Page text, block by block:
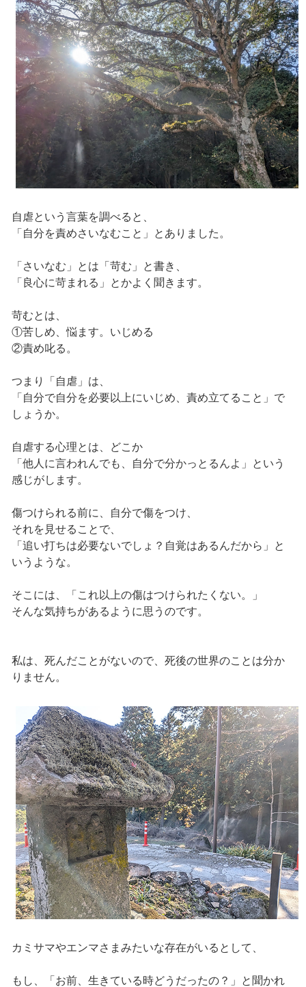
自虐という言葉を調べると、
「自分を責めさいなむこと」とありました。
「さいなむ」とは「苛む」と書き、
「良心に苛まれる」とかよく聞きます。
苛むとは、
①苦しめ、悩ます。いじめる
②責め叱る。
つまり「自虐」は、
「自分で自分を必要以上にいじめ、責め立てること」で
しょうか。
自虐する心理とは、どこか
「他人に言われんでも、自分で分かっとるんよ」という
感じがします。
傷つけられる前に、自分で傷をつけ、
それを見せることで、
「追い打ちは必要ないでしょ？自覚はあるんだから」と
いうような。
そこには、「これ以上の傷はつけられたくない。」
そんな気持ちがあるように思うのです。
私は、死んだことがないので、死後の世界のことは分か
りません。
カミサマやエンマさまみたいな存在がいるとして、
もし、「お前、生きている時どうだったの？」と聞かれ